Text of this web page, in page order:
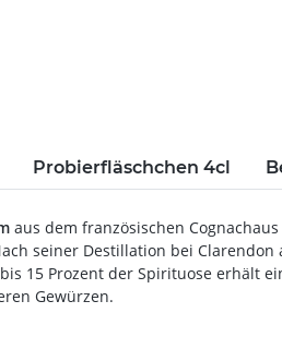
Probierfläschchen 4cl
aus dem französischen
seiner Destillation bei Clarendon
15 Prozent der Spirituose erhält
Gewürzen.